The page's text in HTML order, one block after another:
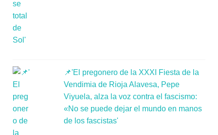
📌'El pregonero de la XXXI Fiesta de la
Vendimia de Rioja Alavesa, Pepe
Viyuela, alza la voz contra el fascismo:
«No se puede dejar el mundo en manos
de los fascistas'